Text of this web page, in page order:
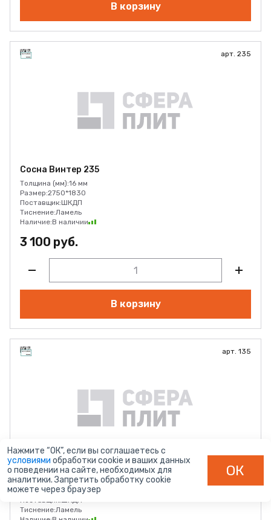
В корзину
арт. 235
Сосна Винтер 235
Толщина (мм):16 мм
Размер:2750*1830
Поставщик:ШКДП
Тиснение:Ламель
Наличие:В наличии
3 100 руб.
В корзину
арт. 135
Дуб Делано 135
Толщина (мм): 10 мм
Размер:2750*1830
Поставщик:ШКДП
Тиснение:Ламель
Нажмите “ОК”, если вы соглашаетесь с
условиями обработки cookie и ваших данных
о поведении на сайте, необходимых для
аналитики. Запретить обработку cookie
можете через браузер
ОК